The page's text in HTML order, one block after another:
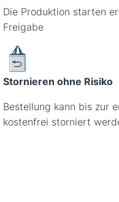
Die Produktion starten
Freigabe
Stornieren ohne Risiko
Bestellung kann bis zur
kostenfrei storniert